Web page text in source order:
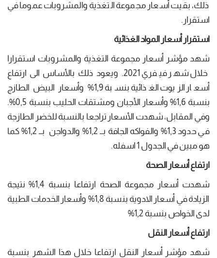
ذلك، بقيت أسعار مجموعة التغذية والمشروبات عموما في
استقرار.
استقرار أسعار المواد الغذائية
شهد مؤشر أسعار مجموعة التغذية والمشروبات استقرارا
خلال شهر فيفري 2021. ويعود ذلك بالأساس الى ارتفاع
أسعار الزيوت الغذائية بنسبة 1,9% وأسعار البيض الطازج
بنسبة 1,6% وأسعار الأجبان ومشتقات الحليب بنسبة 0,5%.
وفي المقابل، شهدت الأسعار تراجعا بالنسبة للخضر الطازجة
في حدود 1,3% والفواكه الجافة بــ 1,2% والدواجن بــ 1,2% كما
هو مبين في الجدول 1 اسفله.
ارتفاع أسعار الصحة
شهدت أسعار مجموعة الصحة ارتفاعا بنسبة 1,4% نتيجة
الزيادة في أسعار الادوية بنسبة 1,8% وأسعار الخدمات الطبية
لدى الخواص بنسبة 1,2%
ارتفاع أسعار النقل
شهد مؤشر أسعار النقل ارتفاعا خلال هذا الشهر بنسبة